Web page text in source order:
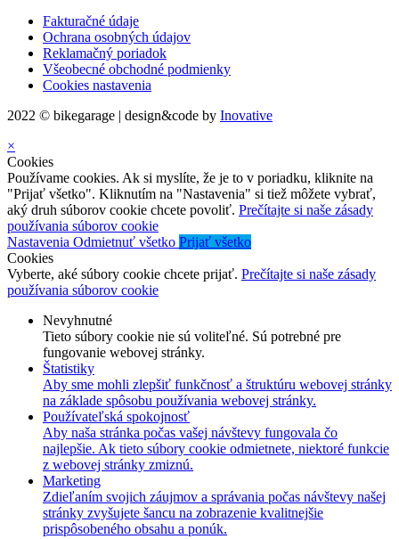
Fakturačné údaje
Ochrana osobných údajov
Reklamačný poriadok
Všeobecné obchodné podmienky
Cookies nastavenia
2022 © bikegarage | design&code by Inovative
×
Cookies
Používame cookies. Ak si myslíte, že je to v poriadku, kliknite na
"Prijať všetko". Kliknutím na "Nastavenia" si tiež môžete vybrať,
aký druh súborov cookie chcete povoliť. Prečítajte si naše zásady
používania súborov cookie
Nastavenia Odmietnuť všetko Prijať všetko
Cookies
Vyberte, aké súbory cookie chcete prijať. Prečítajte si naše zásady
používania súborov cookie
Nevyhnutné
Tieto súbory cookie nie sú voliteľné. Sú potrebné pre
fungovanie webovej stránky.
Štatistiky
Aby sme mohli zlepšiť funkčnosť a štruktúru webovej stránky
na základe spôsobu používania webovej stránky.
Používateľská spokojnosť
Aby naša stránka počas vašej návštevy fungovala čo
najlepšie. Ak tieto súbory cookie odmietnete, niektoré funkcie
z webovej stránky zmiznú.
Marketing
Zdieľaním svojich záujmov a správania počas návštevy našej
stránky zvyšujete šancu na zobrazenie kvalitnejšie
prispôsobeného obsahu a ponúk.